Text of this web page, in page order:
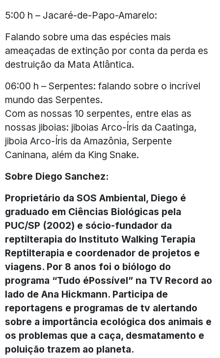
5:00 h – Jacaré-de-Papo-Amarelo:
Falando sobre uma das espécies mais
ameaçadas de extinção por conta da perda es
destruição da Mata Atlântica.
06:00 h – Serpentes: falando sobre o incrível
mundo das Serpentes.
Com as nossas 10 serpentes, entre elas as
nossas jiboias: jiboias Arco-Íris da Caatinga,
jiboia Arco-Íris da Amazônia, Serpente
Caninana, além da King Snake.
Sobre Diego Sanchez:
Proprietário da SOS Ambiental, Diego é
graduado em Ciências Biológicas pela
PUC/SP (2002) e sócio-fundador da
reptilterapia do Instituto Walking Terapia
Reptilterapia e coordenador de projetos e
viagens. Por 8 anos foi o biólogo do
programa “Tudo éPossível” na TV Record ao
lado de Ana Hickmann. Participa de
reportagens e programas de tv alertando
sobre a importância ecológica dos animais e
os problemas que a caça, desmatamento e
poluição trazem ao planeta.